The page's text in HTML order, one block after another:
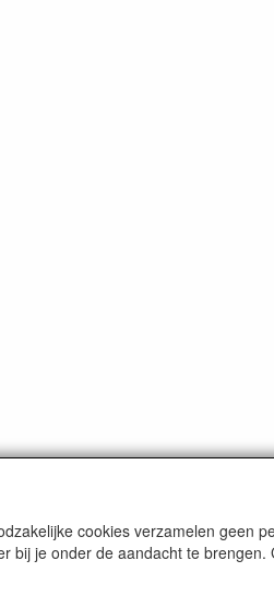
cookies verzamelen geen
je onder de aandacht te